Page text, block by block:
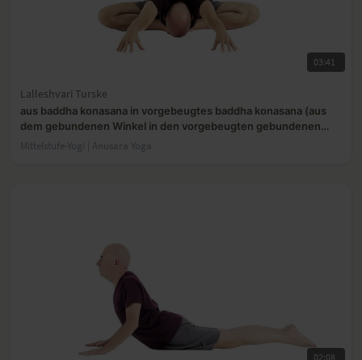
03:41
Lalleshvari Turske
aus baddha konasana in vorgebeugtes baddha konasana (aus
dem gebundenen Winkel in den vorgebeugten gebundenen
Winkel)
Mittelstufe-Yogi | Anusara Yoga
02:08